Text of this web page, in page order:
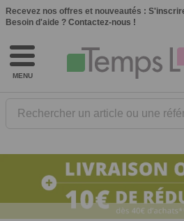
Recevez nos offres et nouveautés :
Besoin d'aide ? Contactez-nous !
MENU
Rechercher un article ou une
10€ de réduction dès 40€ d'achat. Offre
valable du 03/08/2026 au 12/08/